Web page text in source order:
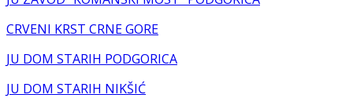
CRVENI KRST CRNE GORE
JU DOM STARIH PODGORICA
JU DOM STARIH NIKŠIĆ